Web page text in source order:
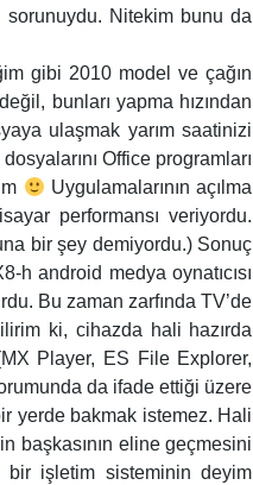
sorunuydu. Nitekim bunu da
gibi 2010 model ve çağın
bunları yapma hızından
ulaşmak yarım saatinizi
Office programları
Uygulamalarının açılma
performansı veriyordu.
bir şey demiyordu.) Sonuç
android medya oynatıcısı
Bu zaman zarfında TV’de
ki, cihazda hali hazırda
Player, ES File Explorer,
da ifade ettiği üzere
yerde bakmak istemez. Hali
başkasının eline geçmesini
bir işletim sisteminin deyim